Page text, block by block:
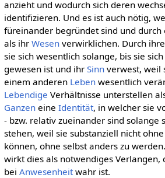
anzieht und wodurch sich deren
identifizieren. Und es ist auch nötig,
füreinander begründet sind und
als ihr Wesenverwirklichen. Durch
sie sich wesentlich solange, bis sie
gewesen ist und ihr Sinnverwest, weil
einem anderen Lebenwesentlich
Lebendige Verhältnisse unterstellen
Ganzeneine Identität, in welcher sie
- bzw. relativ zueinander sind solange
stehen, weil sie substanziell nicht
können, ohne selbst anders zu
wirkt dies als notwendiges Verlangen,
bei Anwesenheitwahr ist.